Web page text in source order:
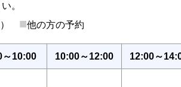
。
） ■他の方の予約
～10:00 10:00～12:00 12:00～